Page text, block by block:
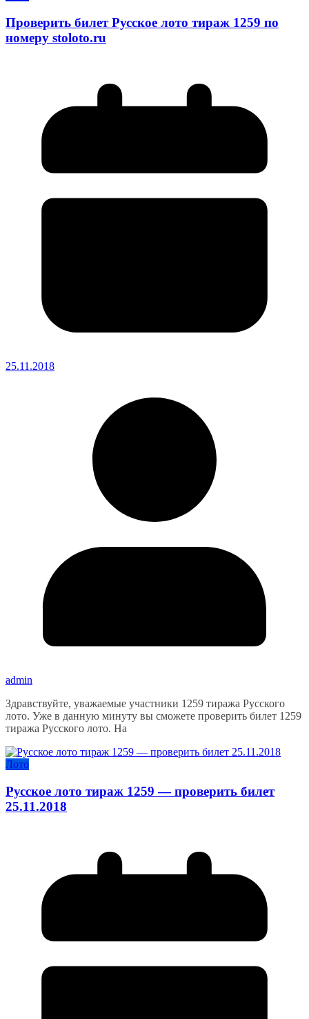
Проверить билет Русское лото тираж 1259 по
номеру stoloto.ru
25.11.2018
admin
Здравствуйте, уважаемые участники 1259 тиража Русского
лото. Уже в данную минуту вы сможете проверить билет 1259
тиража Русского лото. На
Лото
Русское лото тираж 1259 — проверить билет
25.11.2018